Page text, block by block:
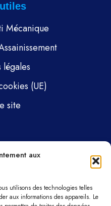
aux
utilisons des technologies telles
aux informations des appareils. Le
Mécanique
(UE)
site